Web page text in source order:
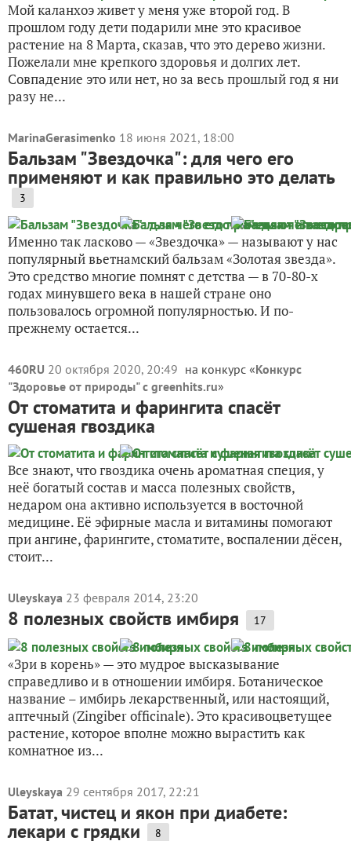
Мой каланхоэ живет у меня уже второй год. В
прошлом году дети подарили мне это красивое
растение на 8 Марта, сказав, что это дерево жизни.
Пожелали мне крепкого здоровья и долгих лет.
Совпадение это или нет, но за весь прошлый год я ни
разу не...
MarinaGerasimenko 18 июня 2021, 18:00
Бальзам "Звездочка": для чего его
применяют и как правильно это делать
3
Именно так ласково — «Звездочка» — называют у нас
популярный вьетнамский бальзам «Золотая звезда».
Это средство многие помнят с детства — в 70-80-х
годах минувшего века в нашей стране оно
пользовалось огромной популярностью. И по-
прежнему остается...
460RU 20 октября 2020, 20:49 на конкурс «Конкурс
"Здоровье от природы" с greenhits.ru»
От стоматита и фарингита спасёт
сушеная гвоздика
Все знают, что гвоздика очень ароматная специя, у
неё богатый состав и масса полезных свойств,
недаром она активно используется в восточной
медицине. Её эфирные масла и витамины помогают
при ангине, фарингите, стоматите, воспалении дёсен,
стоит...
Uleyskaya 23 февраля 2014, 23:20
8 полезных свойств имбиря 17
«Зри в корень» — это мудрое высказывание
справедливо и в отношении имбиря. Ботаническое
название – имбирь лекарственный, или настоящий,
аптечный (Zingiber officinale). Это красивоцветущее
растение, которое вполне можно вырастить как
комнатное из...
Uleyskaya 29 сентября 2017, 22:21
Батат, чистец и якон при диабете:
лекари с грядки 8